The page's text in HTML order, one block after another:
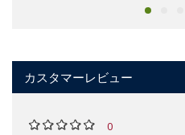
カスタマーレビュー
0